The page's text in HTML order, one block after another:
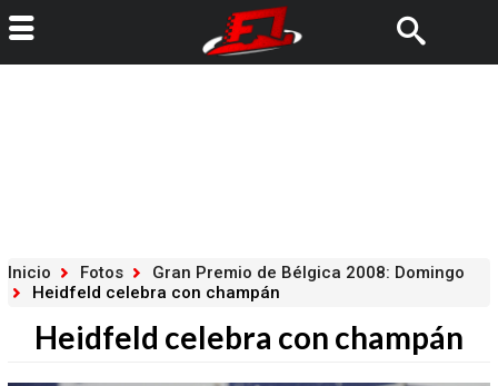
Inicio Fotos
Gran Premio de Bélgica 2008: Domingo
Heidfeld celebra con champán
Heidfeld celebra con champán